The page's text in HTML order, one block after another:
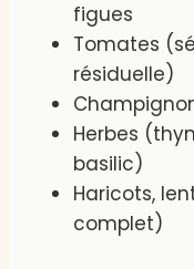
figues
Tomates
résiduelle)
Herbes
basilic)
Haricots,
complet)